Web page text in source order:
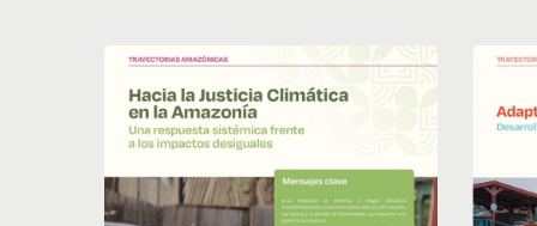
Camino
justicia
la
Amazonía: